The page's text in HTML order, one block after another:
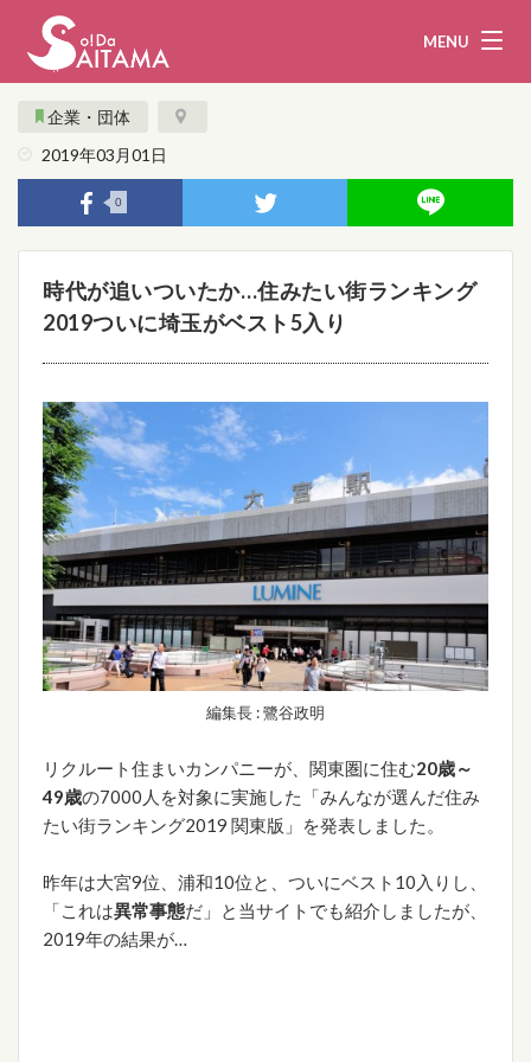
MENU
娯楽・観光
企業・団体 教育・医療
行政 まとめ！
地域から探す
募集！
運営団体 ライター
企業・団体
2019年03月01日
0
時代が追いついたか…住みたい街ランキング
2019ついに埼玉がベスト5入り
編集長 : 鷺谷政明
リクルート住まいカンパニーが、関東圏に住む20歳～
49歳の7000人を対象に実施した「みんなが選んだ住み
たい街ランキング2019 関東版」を発表しました。
昨年は大宮9位、浦和10位と、ついにベスト10入りし、
「これは異常事態だ」と当サイトでも紹介しましたが、
2019年の結果が…